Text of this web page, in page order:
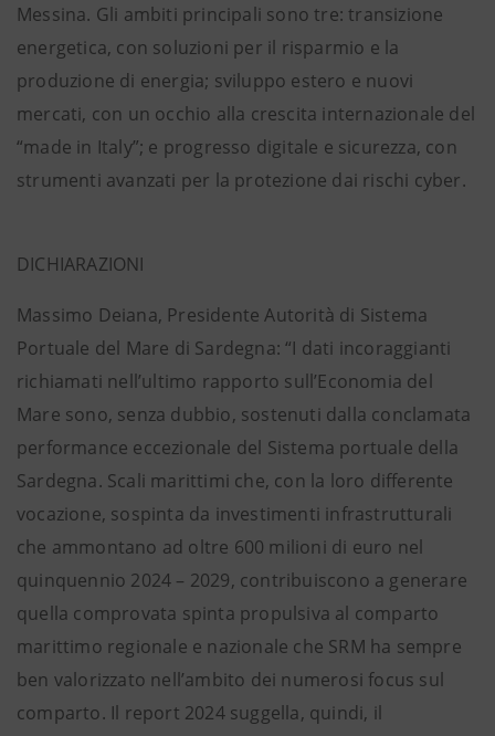
Messina. Gli ambiti principali sono tre: transizione
energetica, con soluzioni per il risparmio e la
produzione di energia; sviluppo estero e nuovi
mercati, con un occhio alla crescita internazionale del
“made in Italy”; e progresso digitale e sicurezza, con
strumenti avanzati per la protezione dai rischi cyber.
DICHIARAZIONI
Massimo Deiana, Presidente Autorità di Sistema
Portuale del Mare di Sardegna: “I dati incoraggianti
richiamati nell’ultimo rapporto sull’Economia del
Mare sono, senza dubbio, sostenuti dalla conclamata
performance eccezionale del Sistema portuale della
Sardegna. Scali marittimi che, con la loro differente
vocazione, sospinta da investimenti infrastrutturali
che ammontano ad oltre 600 milioni di euro nel
quinquennio 2024 – 2029, contribuiscono a generare
quella comprovata spinta propulsiva al comparto
marittimo regionale e nazionale che SRM ha sempre
ben valorizzato nell’ambito dei numerosi focus sul
comparto. Il report 2024 suggella, quindi, il